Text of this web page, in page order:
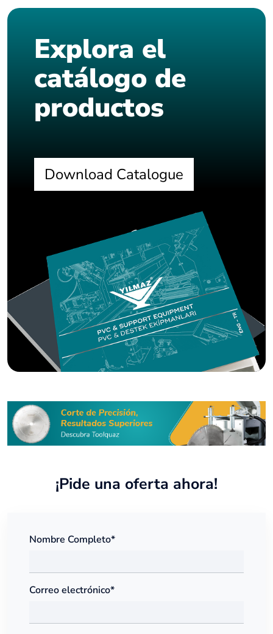
Explora el
catálogo de
productos
Download Catalogue
¡Pide una oferta ahora!
Nombre Completo*
Correo electrónico*